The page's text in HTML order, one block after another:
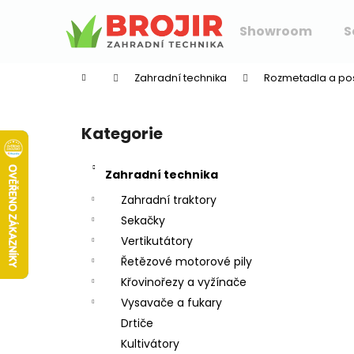
Showroom
Zahradní technika Rozmetadla a
Přeskočit
kategorie
Kategorie
Zahradní technika
Zahradní traktory
Sekačky
Vertikutátory
Řetězové motorové pily
Křovinořezy a vyžínače
Vysavače a fukary
Drtiče
Kultivátory
Zpět
Zpět